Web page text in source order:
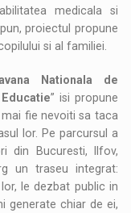
medicala si
proiectul propune
si al familiei.
Nationala de
” isi propune
fie nevoiti sa taca
lor. Pe parcursul a
din Bucuresti, Ilfov,
un traseu integrat:
le dezbat public in
generate chiar de ei,